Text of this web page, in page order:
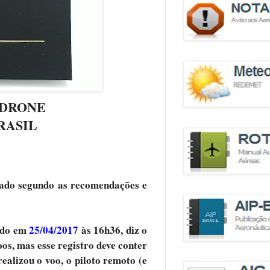
segundo as recomendações e
em25/04/2017 às 16h36, diz o
mas esse registro deve conter
o voo, o piloto remoto (e